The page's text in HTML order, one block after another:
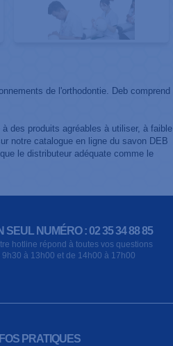
de l'orthodontie. Deb comprend
des produits agréables à utiliser, à faible
notre catalogue en ligne du savon DEB
le distributeur adéquate comme le
SEUL NUMÉRO : 02 35 34 88 85
hotline répond à toutes vos questions
9h30 à 13h00 et de 14h00 à 17h00
PRATIQUES